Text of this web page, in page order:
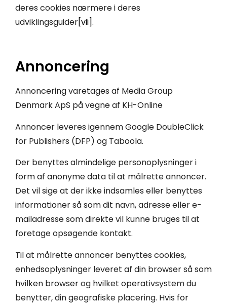
deres cookies nærmere i deres
udviklingsguider[vii].
Annoncering
Annoncering varetages af Media Group
Denmark ApS på vegne af KH-Online
Annoncer leveres igennem Google DoubleClick
for Publishers (DFP) og Taboola.
Der benyttes almindelige personoplysninger i
form af anonyme data til at målrette annoncer.
Det vil sige at der ikke indsamles eller benyttes
informationer så som dit navn, adresse eller e-
mailadresse som direkte vil kunne bruges til at
foretage opsøgende kontakt.
Til at målrette annoncer benyttes cookies,
enhedsoplysninger leveret af din browser så som
hvilken browser og hvilket operativsystem du
benytter, din geografiske placering. Hvis for